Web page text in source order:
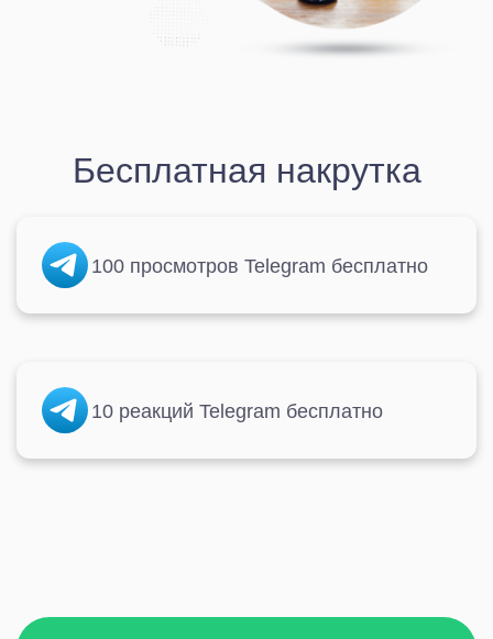
Бесплатная накрутка
100 просмотров Telegram бесплатно
10 реакций Telegram бесплатно